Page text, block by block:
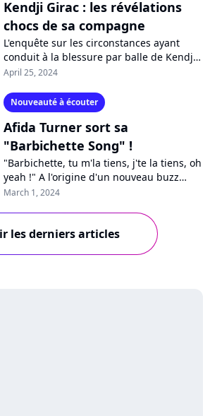
Kendji Girac : les révélations
chocs de sa compagne
L'enquête sur les circonstances ayant
conduit à la blessure par balle de Kendji
Girac livre ses premières révélations.
April 25, 2024
Nouveauté à écouter
Afida Turner sort sa
"Barbichette Song" !
"Barbichette, tu m'la tiens, j'te la tiens, oh
yeah !" A l'origine d'un nouveau buzz
phénomène grâce à son apparition
March 1, 2024
les derniers articles